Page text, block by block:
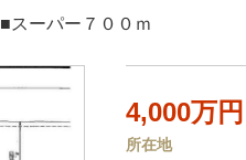
スーパー７００ｍ
4,000万円
所在地